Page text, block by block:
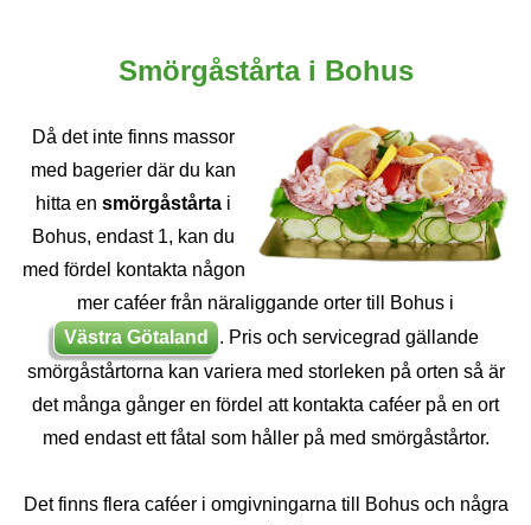
Smörgåstårta i Bohus
Då det inte finns massor
med bagerier där du kan
hitta en smörgåstårta i
Bohus, endast 1, kan du
med fördel kontakta någon
mer caféer från näraliggande orter till Bohus i
Västra Götaland
. Pris och servicegrad gällande
smörgåstårtorna kan variera med storleken på orten så är
det många gånger en fördel att kontakta caféer på en ort
med endast ett fåtal som håller på med smörgåstårtor.
Det finns flera caféer i omgivningarna till Bohus och några